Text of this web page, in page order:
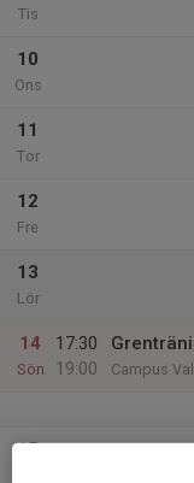
Tis
10
Ons
11
Tor
12
Fre
13
Lör
14
Sön
17:30
19:00
Campus
15